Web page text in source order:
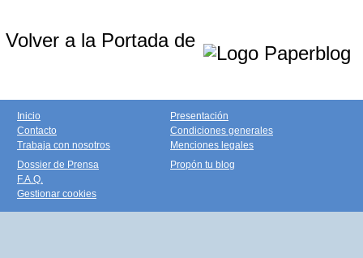
Volver a la Portada de
Inicio
Contacto
Trabaja con nosotros
Presentación
Condiciones generales
Menciones legales
Dossier de Prensa
F.A.Q.
Gestionar cookies
Propón tu blog